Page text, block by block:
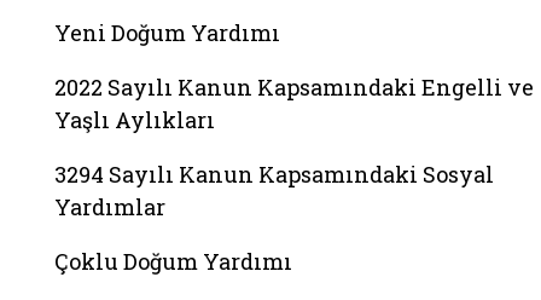
Yeni Doğum Yardımı
2022 Sayılı Kanun Kapsamındaki Engelli ve
Yaşlı Aylıkları
3294 Sayılı Kanun Kapsamındaki Sosyal
Yardımlar
Çoklu Doğum Yardımı